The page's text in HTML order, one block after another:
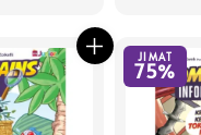
JIMAT
75%